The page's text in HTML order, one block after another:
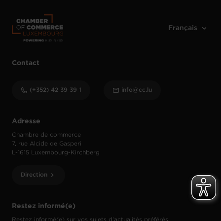
Restez informé(e)
Restez informé(e) sur vos sujets d’actualités préférés.
Adresse
Chambre de commerce
7, rue Alcide de Gasperi
L-1615 Luxembourg-Kirchberg
Direction
Contact
(+352) 42 39 39 1 info@cc.lu